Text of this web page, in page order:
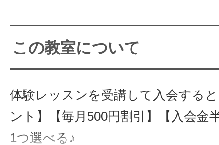
この教室について
体験レッスンを受講して入会する
ント】【毎月500円割引】【入会金
1つ選べる♪